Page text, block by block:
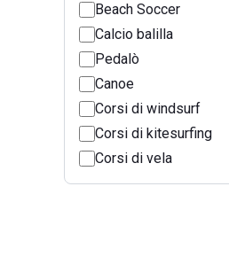
Beach Soccer
Calcio balilla
Pedalò
Canoe
Corsi di windsurf
Corsi di kitesurfing
Corsi di vela